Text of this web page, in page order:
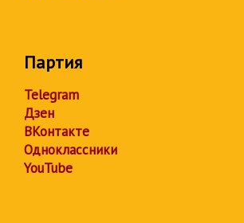
Партия
Telegram
Дзен
ВКонтакте
Одноклассники
YouTube